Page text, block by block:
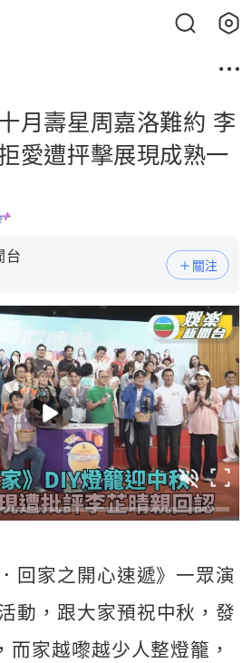
月壽星周嘉洛難約 李
愛遭抨擊展現成熟一
台 關注
回家之開心速遞》一眾演
動，跟大家預祝中秋，發
家越嚟越少人整燈籠，